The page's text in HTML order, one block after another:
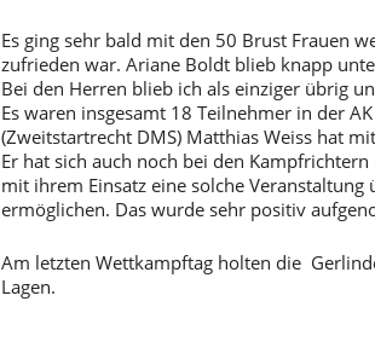
Es ging sehr bald mit den 50 Brust Frauen
zufrieden war. Ariane Boldt blieb knapp
Bei den Herren blieb ich als einziger übrig
Es waren insgesamt 18 Teilnehmer in der
(Zweitstartrecht DMS) Matthias Weiss hat
Er hat sich auch noch bei den
mit ihrem Einsatz eine solche Veranstaltung
ermöglichen. Das wurde sehr positiv
Am letzten Wettkampftag holten die
Lagen.